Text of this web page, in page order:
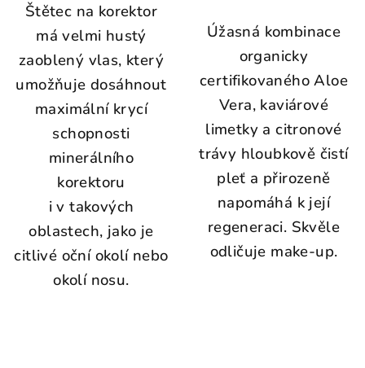
Štětec na korektor
má velmi hustý
zaoblený vlas, který
umožňuje dosáhnout
maximální krycí
schopnosti
minerálního
korektoru
i v takových
oblastech, jako je
citlivé oční okolí nebo
okolí nosu.
Úžasná kombinace
organicky
certifikovaného Aloe
Vera, kaviárové
limetky a citronové
trávy hloubkově čistí
pleť a přirozeně
napomáhá k její
regeneraci. Skvěle
odličuje make-up.